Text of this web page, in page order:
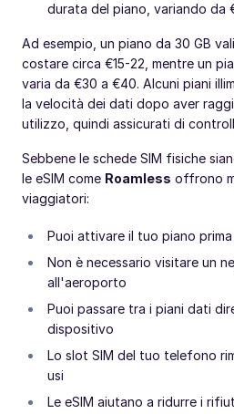
durata del piano, variando da
Ad esempio, un piano da 30 GB
costare circa €15-22, mentre un
varia da €30 a €40. Alcuni piani
la velocità dei dati dopo aver
utilizzo, quindi assicurati di
Sebbene le schede SIM fisiche
le eSIM come Roamless offrono
viaggiatori:
Puoi attivare il tuo piano
Non è necessario visitare un
all'aeroporto
Puoi passare tra i piani dati
dispositivo
Lo slot SIM del tuo telefono
usi
Le eSIM aiutano a ridurre i